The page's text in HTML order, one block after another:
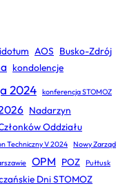
AOS Busko-Zdrój
kondolencje
2024 konferencja STOMOZ
Nadarzyn
Oddziału
Techniczny V 2024 Nowy Zarząd
OPM POZ Pułtusk
Dni STOMOZ